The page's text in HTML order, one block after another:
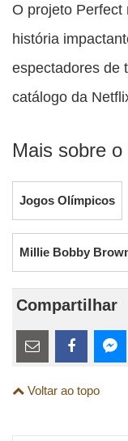
O projeto Perfect
história
espectadores de
catálogo da
Mais sobre
Jogos Olímpicos
Millie Bobby
Compartilhar
Estes
links
são
esta
esta
Voltar ao topo